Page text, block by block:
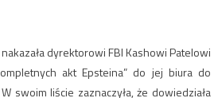
dyrektorowi FBI Kashowi Patelowi
akt Epsteina” do jej biura do
swoim liście zaznaczyła, że ​​dowiedziała